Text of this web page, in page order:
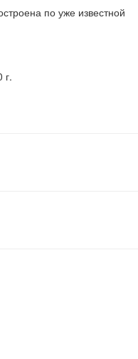
по уже известной
г.